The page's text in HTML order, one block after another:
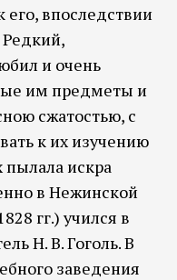
его, впоследствии
и очень
им предметы и
сжатостью, с
к их изучению
пылала искра
в Нежинской
гг.) учился в
Н. В. Гоголь. В
заведения